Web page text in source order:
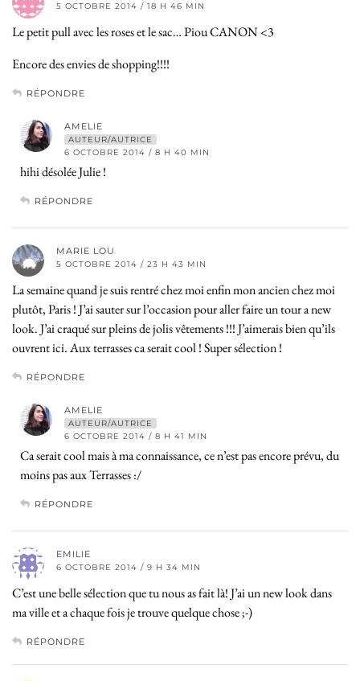
5 OCTOBRE 2014 / 18 H 46 MIN
Le petit pull avec les roses et le sac… Piou CANON <3
Encore des envies de shopping!!!!
RÉPONDRE
AMELIE
AUTEUR/AUTRICE
6 OCTOBRE 2014 / 8 H 40 MIN
hihi désolée Julie !
RÉPONDRE
MARIE LOU
5 OCTOBRE 2014 / 23 H 43 MIN
La semaine quand je suis rentré chez moi enfin mon ancien chez moi
plutôt, Paris ! J’ai sauter sur l’occasion pour aller faire un tour a new
look. J’ai craqué sur pleins de jolis vêtements !!! J’aimerais bien qu’ils
ouvrent ici. Aux terrasses ca serait cool ! Super sélection !
RÉPONDRE
AMELIE
AUTEUR/AUTRICE
6 OCTOBRE 2014 / 8 H 41 MIN
Ca serait cool mais à ma connaissance, ce n’est pas encore prévu, du
moins pas aux Terrasses :/
RÉPONDRE
EMILIE
6 OCTOBRE 2014 / 9 H 34 MIN
C’est une belle sélection que tu nous as fait là! J’ai un new look dans
ma ville et a chaque fois je trouve quelque chose ;-)
RÉPONDRE